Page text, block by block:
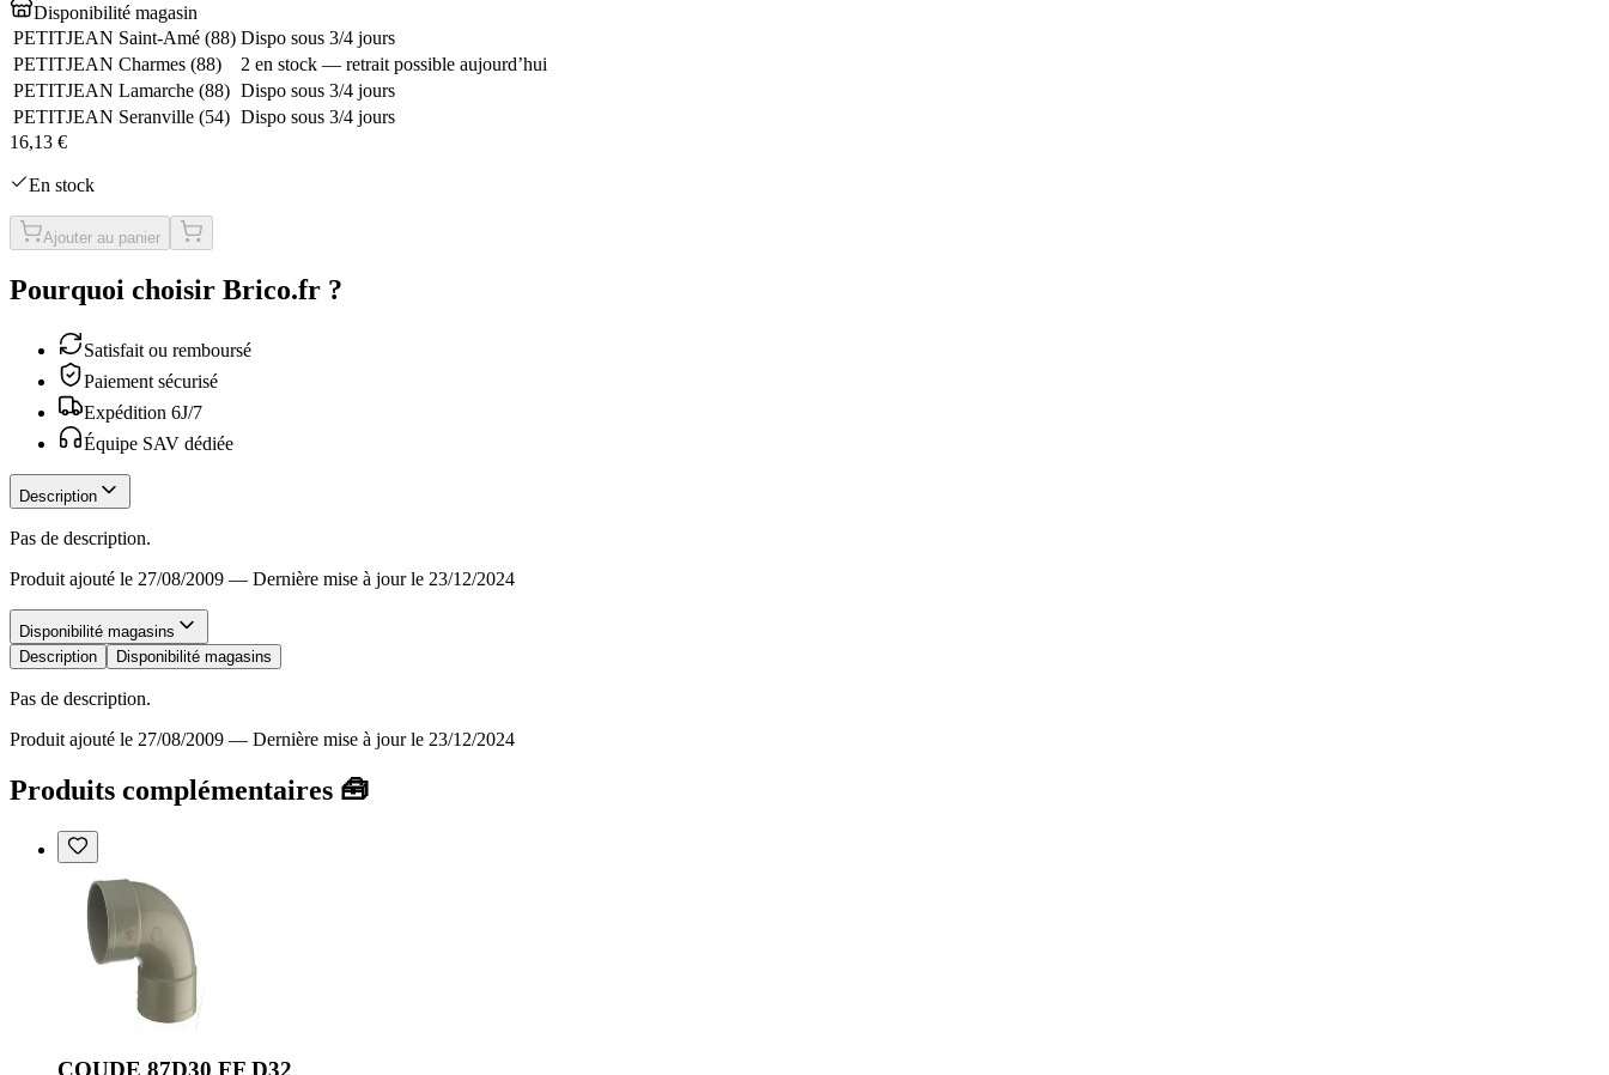
Disponibilité magasin
PETITJEAN Saint-Amé (88) Dispo sous 3/4 jours
PETITJEAN Charmes (88)
2 en stock — retrait possible aujourd’hui
PETITJEAN Lamarche (88) Dispo sous 3/4 jours
PETITJEAN Seranville (54) Dispo sous 3/4 jours
16,13 €
En stock
Ajouter au panier
Pourquoi choisir Brico.fr ?
Satisfait ou remboursé
Paiement sécurisé
Expédition 6J/7
Équipe SAV dédiée
Description
Pas de description.
Produit ajouté le 27/08/2009 — Dernière mise à jour le 23/12/2024
Disponibilité magasins
Description
Disponibilité magasins
Pas de description.
Produit ajouté le 27/08/2009 — Dernière mise à jour le 23/12/2024
Produits complémentaires 🧰
COUDE 87D30 FF D32